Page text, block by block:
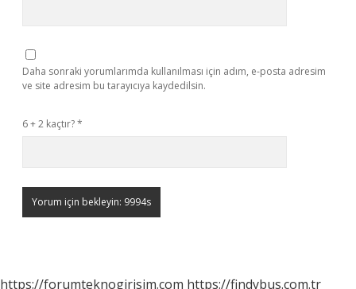
Daha sonraki yorumlarımda kullanılması için adım, e-posta adresim
ve site adresim bu tarayıcıya kaydedilsin.
6 + 2 kaçtır?*
https://forumteknogirisim.com https://findybus.com.tr